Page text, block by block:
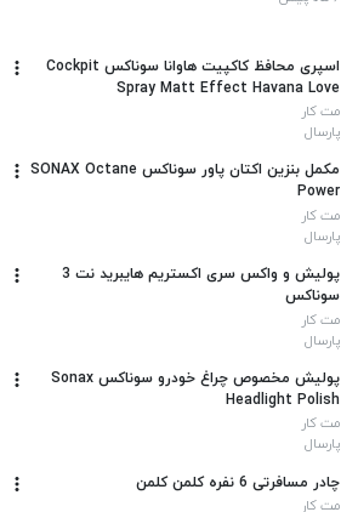
اسپری محافظ کاکپیت هاوانا سوناکس Cockpit
Spray Matt Effect Havana Love
مت کار
پارسال
مکمل بنزین اکتان پاور سوناکس SONAX Octane
Power
مت کار
پارسال
پولیش و واکس سری اکستریم هایبرید نت 3
سوناکس
مت کار
پارسال
پولیش مخصوص چراغ خودرو سوناکس Sonax
Headlight Polish
مت کار
پارسال
چادر مسافرتی 6 نفره کلمن کلمن
مت کار